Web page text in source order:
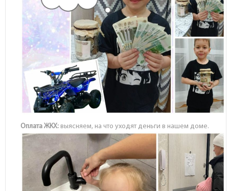
Оплата ЖКХ: выясняем, на что уходят деньги в нашем доме.